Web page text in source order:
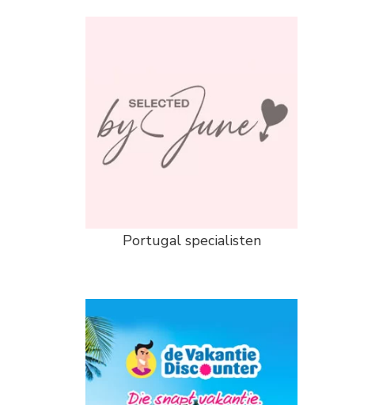
Portugal specialisten